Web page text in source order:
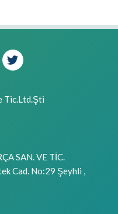
Tic.Ltd.Şti
SAN. VE TİC.
Cad. No:29 Şeyhli ,